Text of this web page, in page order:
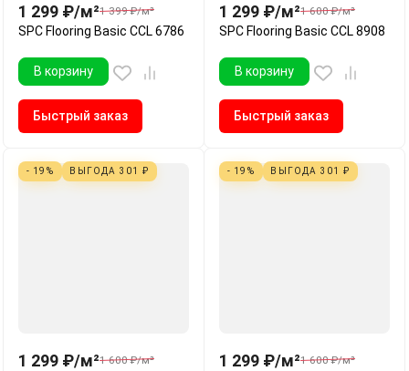
1 299 ₽/м²1 399 ₽/м²
SPC Flooring Basic CCL 6786
В корзину
Быстрый заказ
1 299 ₽/м²1 600 ₽/м²
SPC Flooring Basic CCL 8908
В корзину
Быстрый заказ
- 19% ВЫГОДА 301 ₽
1 299 ₽/м²1 600 ₽/м²
- 19% ВЫГОДА 301 ₽
1 299 ₽/м²1 600 ₽/м²